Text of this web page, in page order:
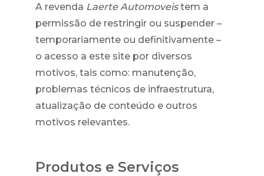
A revenda Laerte Automoveistem a
permissão de restringir ou suspender –
temporariamente ou definitivamente –
o acesso a este site por diversos
motivos, tais como: manutenção,
problemas técnicos de infraestrutura,
atualização de conteúdo e outros
motivos relevantes.
Produtos e Serviços